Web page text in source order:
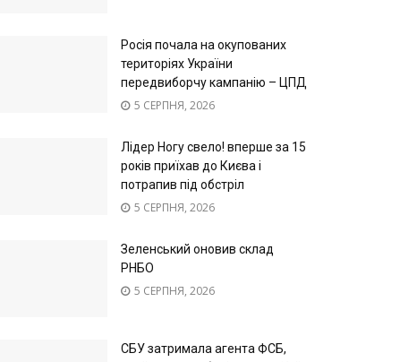
Росія почала на окупованих
територіях України
передвиборчу кампанію – ЦПД
5 СЕРПНЯ, 2026
Лідер Ногу свело! вперше за 15
років приїхав до Києва і
потрапив під обстріл
5 СЕРПНЯ, 2026
Зеленський оновив склад
РНБО
5 СЕРПНЯ, 2026
СБУ затримала агента ФСБ,